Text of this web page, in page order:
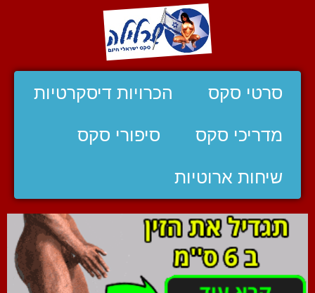
סרטי סקס הכרויות דיסקרטיות
מדריכי סקס סיפורי סקס
שיחות ארוטיות